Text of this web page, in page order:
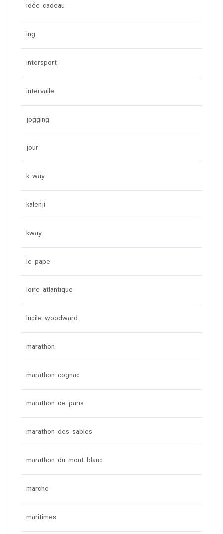
idée cadeau
ing
intersport
intervalle
jogging
jour
k way
kalenji
kway
le pape
loire atlantique
lucile woodward
marathon
marathon cognac
marathon de paris
marathon des sables
marathon du mont blanc
marche
maritimes